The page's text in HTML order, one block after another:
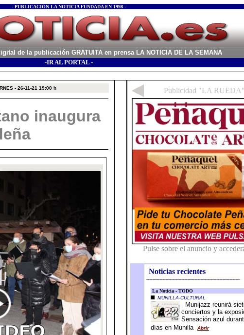
- PUBLICACIÓN LA NOTICIA FUNDADA EN 1998 -
de la publicación GRATUITA en prensa LA NOTICIA DE LA SEMANA
-IR AL PORTAL -
- 26-11-21 19:00 h
inaugura
Noticias recientes
-----------------------------------------------------------------